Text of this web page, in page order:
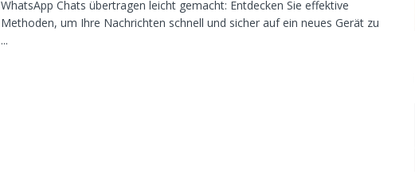
WhatsApp Chats übertragen leicht gemacht: Entdecken Sie effektive
Methoden, um Ihre Nachrichten schnell und sicher auf ein neues Gerät zu
...